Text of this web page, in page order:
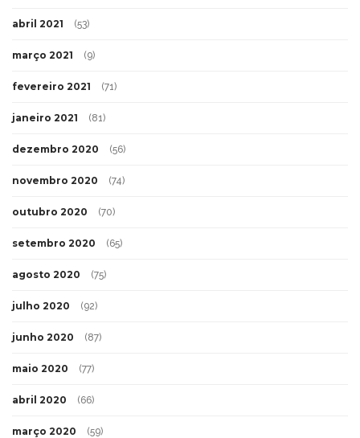
abril 2021 (53)
março 2021 (9)
fevereiro 2021 (71)
janeiro 2021 (81)
dezembro 2020 (56)
novembro 2020 (74)
outubro 2020 (70)
setembro 2020 (65)
agosto 2020 (75)
julho 2020 (92)
junho 2020 (87)
maio 2020 (77)
abril 2020 (66)
março 2020 (59)